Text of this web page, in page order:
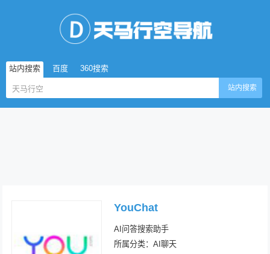
站内搜索 百度 360搜索
站内搜索
YouChat
AI问答搜索助手
所属分类：AI聊天